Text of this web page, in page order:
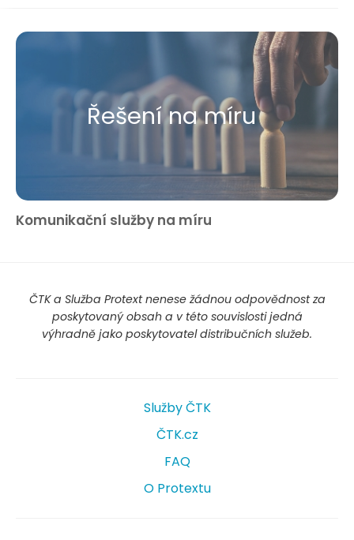
Řešení na míru
Komunikační služby na míru
ČTK a Služba Protext nenese žádnou odpovědnost za
poskytovaný obsah a v této souvislosti jedná
výhradně jako poskytovatel distribučních služeb.
Služby ČTK
ČTK.cz
FAQ
O Protextu